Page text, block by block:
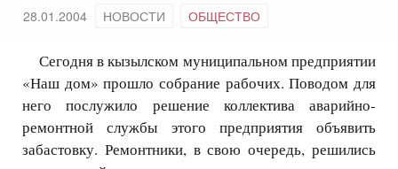
28.01.2004 НОВОСТИ ОБЩЕСТВО
Сегодня в кызылском муниципальном предприятии
«Наш дом» прошло собрание рабочих. Поводом для
него послужило решение коллектива аварийно-
ремонтной службы этого предприятия объявить
забастовку. Ремонтники, в свою очередь, решились